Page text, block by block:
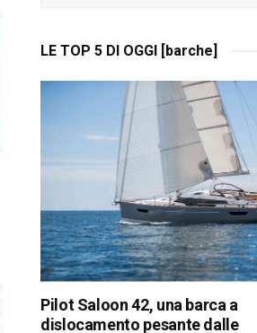
LE TOP 5 DI OGGI [barche]
Pilot Saloon 42, una barca a
dislocamento pesante dalle